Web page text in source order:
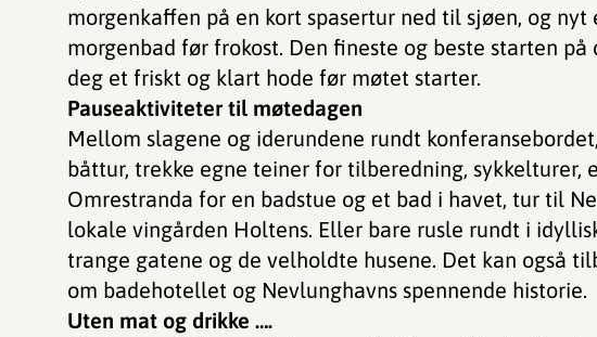
morgenkaffen på en kort spasertur ned til sjøen, og nyt
morgenbad før frokost. Den fineste og beste starten på
deg et friskt og klart hode før møtet starter.
Pauseaktiviteter til møtedagen
Mellom slagene og iderundene rundt
båttur, trekke egne teiner for tilberedning, sykkelturer,
Omrestranda for en badstue og et bad i havet, tur til
lokale vingården Holtens. Eller bare rusle rundt i
trange gatene og de velholdte husene. Det kan også
om badehotellet og Nevlunghavns spennende historie.
Uten mat og drikke ….